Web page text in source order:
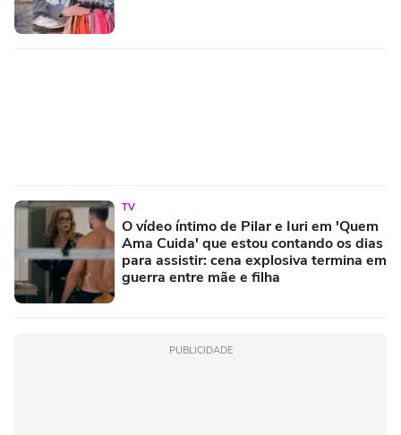
TV
O vídeo íntimo de Pilar e Iuri em 'Quem
Ama Cuida' que estou contando os dias
para assistir: cena explosiva termina em
guerra entre mãe e filha
PUBLICIDADE